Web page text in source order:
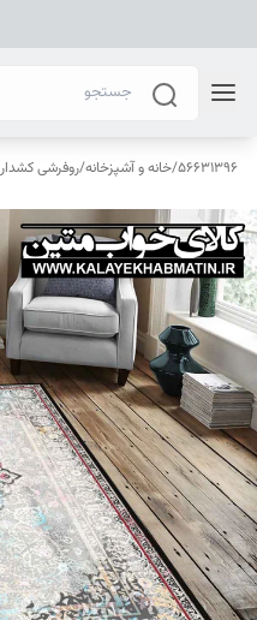
56631396
/خانه و آشپزخانه/روفرشی